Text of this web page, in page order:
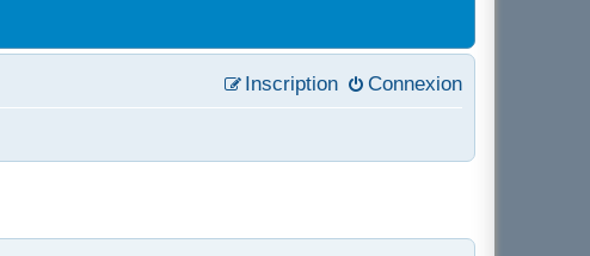
Connexion
Inscription